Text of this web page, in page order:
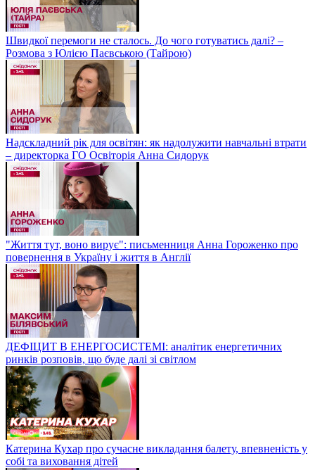
Швидкої перемоги не сталось. До чого готуватись далі? –
Розмова з Юлією Паєвською (Тайрою)
Надскладний рік для освітян: як надолужити навчальні втрати
– директорка ГО Освіторія Анна Сидорук
"Життя тут, воно вирує": письменниця Анна Гороженко про
повернення в Україну і життя в Англії
ДЕФІЦИТ В ЕНЕРГОСИСТЕМІ: аналітик енергетичних
ринків розповів, що буде далі зі світлом
Катерина Кухар про сучасне викладання балету, впевненість у
собі та виховання дітей